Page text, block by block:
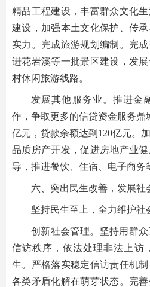
精品工程建设，丰富群众文化
建设，加强本土文化保护、传
实力。完成旅游规划编制。完
进花岩溪等一批景区建设，发
村休闲旅游线路。
发展其他服务业。推进金
作，争取更多的信贷资金服务鼎
亿元，贷款余额达到120亿元。
品质房产开发，促进房地产业健
导，推进餐饮、住宿、电子商务
六、突出民生改善，发展社
坚持民生至上，全力维护社
创新社会管理。坚持用群
信访秩序，依法处理非法上访
生。严格落实稳定信访责任机
各类矛盾化解在萌芽状态。完